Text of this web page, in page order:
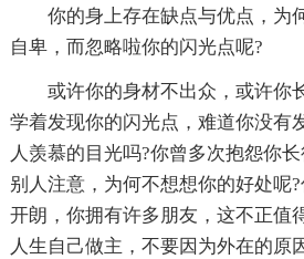
你的身上存在缺点与优点，为
自卑，而忽略啦你的闪光点呢?
或许你的身材不出众，或许你
学着发现你的闪光点，难道你没有
人羡慕的目光吗?你曾多次抱怨你
别人注意，为何不想想你的好处呢
开朗，你拥有许多朋友，这不正值
人生自己做主，不要因为外在的原